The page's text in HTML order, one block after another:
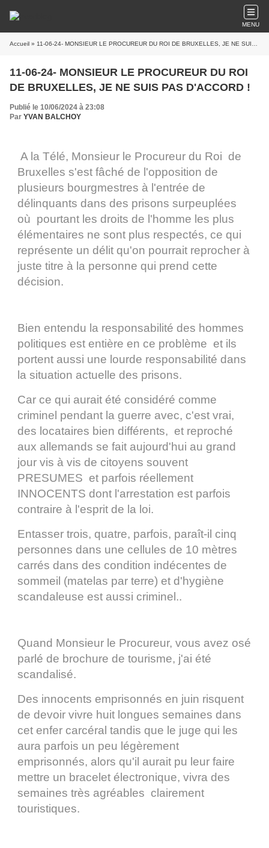
MENU
Accueil » 11-06-24- MONSIEUR LE PROCUREUR DU ROI DE BRUXELLES, JE NE SUIS PAS D'ACCORD !
11-06-24- MONSIEUR LE PROCUREUR DU ROI
DE BRUXELLES, JE NE SUIS PAS D'ACCORD !
Publié le 10/06/2024 à 23:08
Par YVAN BALCHOY
A la Télé, Monsieur le Procureur du Roi de
Bruxelles s'est fâché de l'opposition de
plusieurs bourgmestres à l'entrée de
délinquants dans des prisons surpeuplées
où pourtant les droits de l'homme les plus
élémentaires ne sont plus respectés, ce qui
représente un délit qu'on pourrait reprocher à
juste titre à la personne qui prend cette
décision.
Bien entendu la responsabilité des hommes
politiques est entière en ce problème et ils
portent aussi une lourde responsabilité dans
la situation actuelle des prisons.
Car ce qui aurait été considéré comme
criminel pendant la guerre avec, c'est vrai,
des locataires bien différents, et reproché
aux allemands se fait aujourd'hui au grand
jour vis à vis de citoyens souvent
PRESUMES et parfois réellement
INNOCENTS dont l'arrestation est parfois
contraire à l'esprit de la loi.
Entasser trois, quatre, parfois, paraît-il cinq
personnes dans une cellules de 10 mètres
carrés dans des condition indécentes de
sommeil (matelas par terre) et d'hygiène
scandaleuse est aussi criminel..
Quand Monsieur le Procureur, vous avez osé
parlé de brochure de tourisme, j'ai été
scandalisé.
Des innocents emprisonnés en juin risquent
de devoir vivre huit longues semaines dans
cet enfer carcéral tandis que le juge qui les
aura parfois un peu légèrement
emprisonnés, alors qu'il aurait pu leur faire
mettre un bracelet électronique, vivra des
semaines très agréables clairement
touristiques.